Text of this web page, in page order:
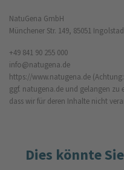
NatuGena GmbH
Münchener Str. 149, 85051
+49 841 90 255 000
info@natugena.de
https://www.natugena.de
ggf. natugena.de und gelangen zu
dass wir für deren Inhalte nicht
Dies könnte